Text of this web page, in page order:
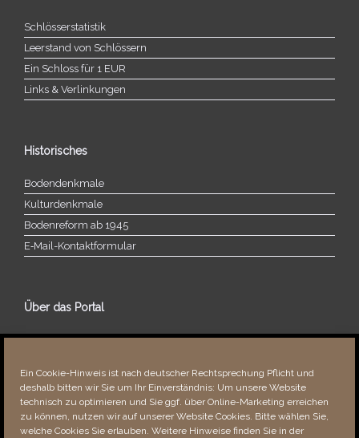
Ein Cookie-Hinweis ist nach deutscher Rechtsprechung Pflicht und
deshalb bitten wir Sie um Ihr Einverständnis: Um unsere Website
technisch zu optimieren und Sie ggf. über Online-Marketing erreichen
zu können, nutzen wir auf unserer Website Cookies. Bitte wählen Sie,
welche Cookies Sie erlauben. Weitere Hinweise finden Sie in der
Schlösserstatistik
Leerstand von Schlössern
Ein Schloss für 1 EUR
Links & Verlinkungen
Historisches
Bodendenkmale
Kulturdenkmale
Bodenreform ab 1945
E‑Mail-​​Kontaktformular
Über das Portal
Über dieses Portal
Fehler bemerkt?